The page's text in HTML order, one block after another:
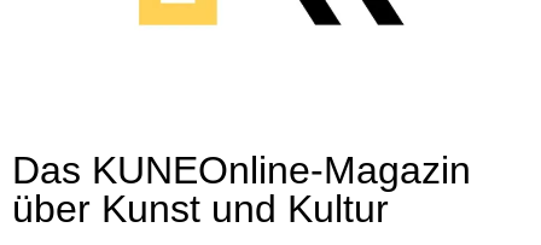
Das KUNEOnline-Magazin
über Kunst und Kultur